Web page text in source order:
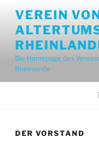
Inhalt
springen
VEREIN
Die Homepage des
Rheinlande
DER VORSTAND